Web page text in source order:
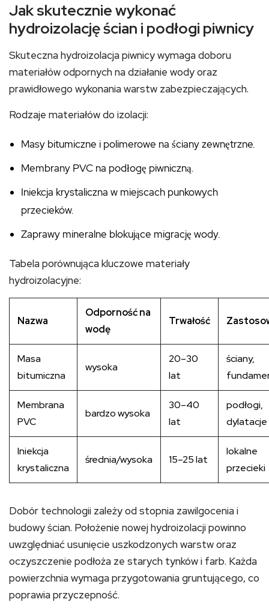
Jak skutecznie wykonać
hydroizolację ścian i podłogi piwnicy
Skuteczna hydroizolacja piwnicy wymaga doboru
materiałów odpornych na działanie wody oraz
prawidłowego wykonania warstw zabezpieczających.
Rodzaje materiałów do izolacji:
Masy bitumiczne i polimerowe na ściany zewnętrzne.
Membrany PVC na podłogę piwniczną.
Iniekcja krystaliczna w miejscach punkowych
przecieków.
Zaprawy mineralne blokujące migrację wody.
Tabela porównująca kluczowe materiały
hydroizolacyjne:
Nazwa
Odporność na
wodę
Trwałość
Masa
bitumiczna
wysoka
20–30
lat
ściany,
Membrana
PVC
bardzo wysoka
30–40
lat
podłogi,
dylatacje
Iniekcja
krystaliczna
średnia/wysoka 15–25 lat
lokalne
przecieki
Dobór technologii zależy od stopnia zawilgocenia i
budowy ścian. Położenie nowej hydroizolacji powinno
uwzględniać usunięcie uszkodzonych warstw oraz
oczyszczenie podłoża ze starych tynków i farb. Każda
powierzchnia wymaga przygotowania gruntującego, co
poprawia przyczepność.